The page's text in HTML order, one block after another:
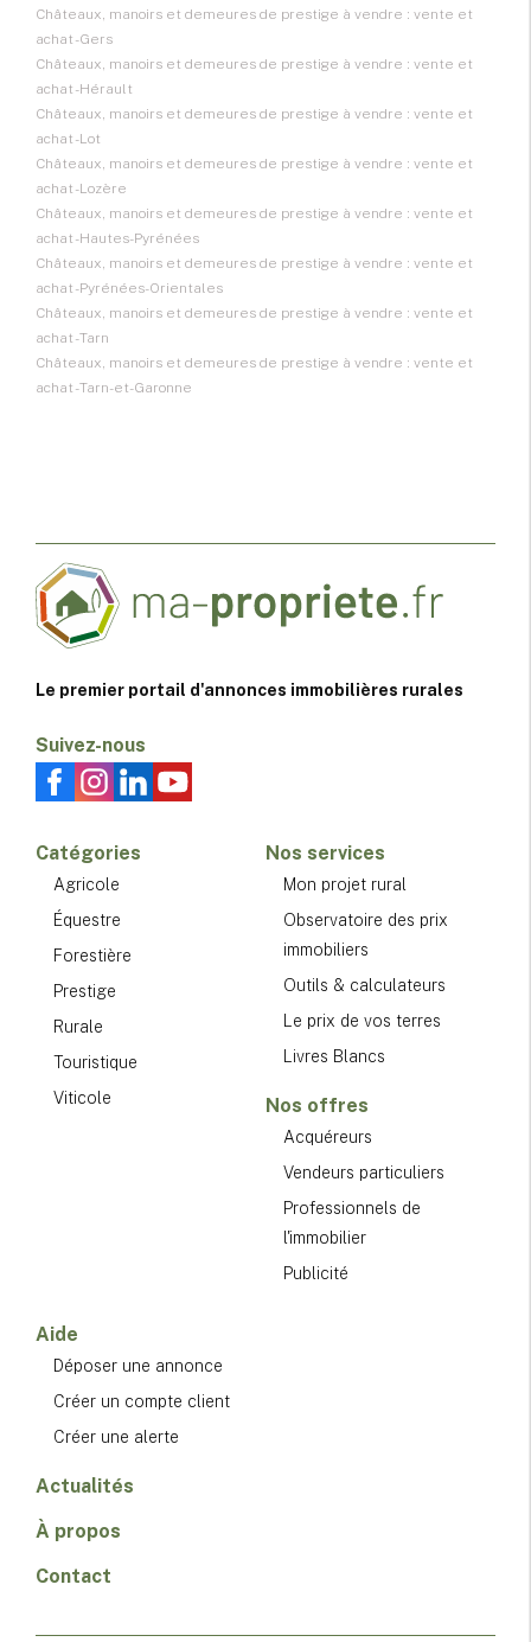
Châteaux, manoirs et demeures de prestige à vendre : vente et
achat - Gers
Châteaux, manoirs et demeures de prestige à vendre : vente et
achat - Hérault
Châteaux, manoirs et demeures de prestige à vendre : vente et
achat - Lot
Châteaux, manoirs et demeures de prestige à vendre : vente et
achat - Lozère
Châteaux, manoirs et demeures de prestige à vendre : vente et
achat - Hautes-Pyrénées
Châteaux, manoirs et demeures de prestige à vendre : vente et
achat - Pyrénées-Orientales
Châteaux, manoirs et demeures de prestige à vendre : vente et
achat - Tarn
Châteaux, manoirs et demeures de prestige à vendre : vente et
achat - Tarn-et-Garonne
Le premier portail d'annonces immobilières rurales
Suivez-nous
Catégories
Agricole
Équestre
Forestière
Prestige
Rurale
Touristique
Viticole
Nos services
Mon projet rural
Observatoire des prix
immobiliers
Outils & calculateurs
Le prix de vos terres
Livres Blancs
Nos offres
Acquéreurs
Vendeurs particuliers
Professionnels de
l'immobilier
Publicité
Aide
Déposer une annonce
Créer un compte client
Créer une alerte
Actualités
À propos
Contact